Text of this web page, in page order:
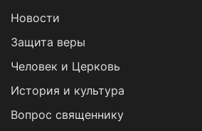
Новости
Защита веры
Человек и Церковь
История и культура
Вопрос священнику